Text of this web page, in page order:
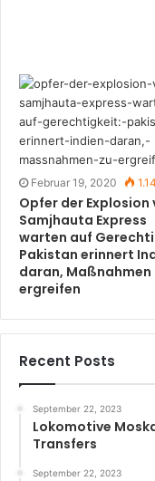
Februar 19, 2020
Opfer der Explosion
Samjhauta Express
warten auf
Pakistan erinnert
daran, Maßnahmen
ergreifen
Recent Posts
September 22, 2023
Lokomotive
Transfers
September 22, 2023